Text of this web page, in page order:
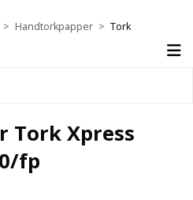
Handtorkpapper Tork
Tork Xpress
fp